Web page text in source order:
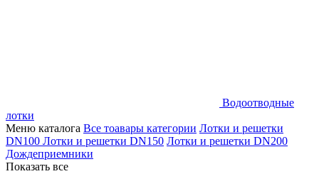
Водоотводные
лотки
Меню каталога Все тоавары категории Лотки и решетки
DN100 Лотки и решетки DN150 Лотки и решетки DN200
Дождеприемники
Показать все